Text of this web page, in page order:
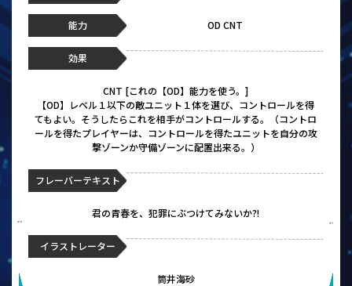
能力 OD CNT
効果
CNT [これの【OD】能力を使う。]
【OD】レベル１以下の敵ユニット１体を選び、コントロールを得
てもよい。そうしたらこれを相手がコントロールする。（コントロ
ールを得たプレイヤーは、コントロールを得たユニットを自分の攻
撃ゾーンか守備ゾーンに配置出来る。）
フレーバーテキスト
君の青春を、犯罪にぶつけてみないか?!
イラストレーター
筒井海砂